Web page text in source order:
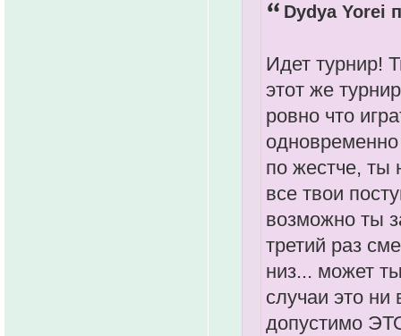
Dydya Yorei
Идет турнир!
этот же
ровно что
по жестче, ты
все твои
возможно ты
третий раз
низ... может
случаи это ни
допустимо